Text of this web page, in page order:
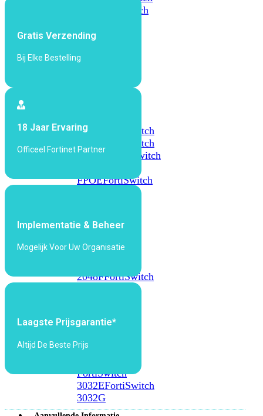
FortiSwitch
FPOE
1024E
FortiSwitch
1048E
FortiSwitch
T1024E
FortiSwitch
FPOEFortiSwitch
2000
Series
2048FFortiSwitch
FortiSwitch
Series
FortiSwitch
3032EFortiSwitch
3032G
Gratis Verzending
Bij Elke Bestelling
18 Jaar Ervaring
Officeel Fortinet Partner
Implementatie & Beheer
Mogelijk Voor Uw Organisatie
Laagste Prijsgarantie*
Altijd De Beste Prijs